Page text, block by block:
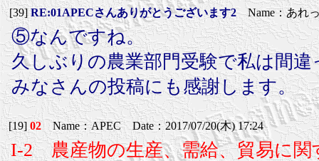
[39]RE:01APECさんありがとうございます2Name：あれ
⑤なんですね。
久しぶりの農業部門受験で私は間
みなさんの投稿にも感謝します。
[19] 02Name：APEC Date：2017/07/20(木) 17:24
I-2 農産物の生産、需給、貿易に関